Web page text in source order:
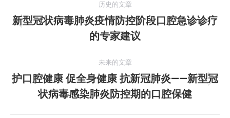
章
历史的文章
历
史
文
章：
新型冠状病毒肺炎疫情防控阶段口腔急诊诊疗
的专家建议
未来的文章
未
来
的
护口腔健康 促全身健康 抗新冠肺炎——新型冠
状病毒感染肺炎防控期的口腔保健